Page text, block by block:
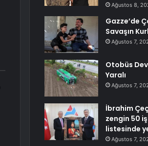
Ağustos 8,
Gazze’de
Savaşın
Ağustos 7,
Otobüs
Yaralı
Ağustos 7,
İbrahim
zengin 50 iş
listesinde
Ağustos 7,